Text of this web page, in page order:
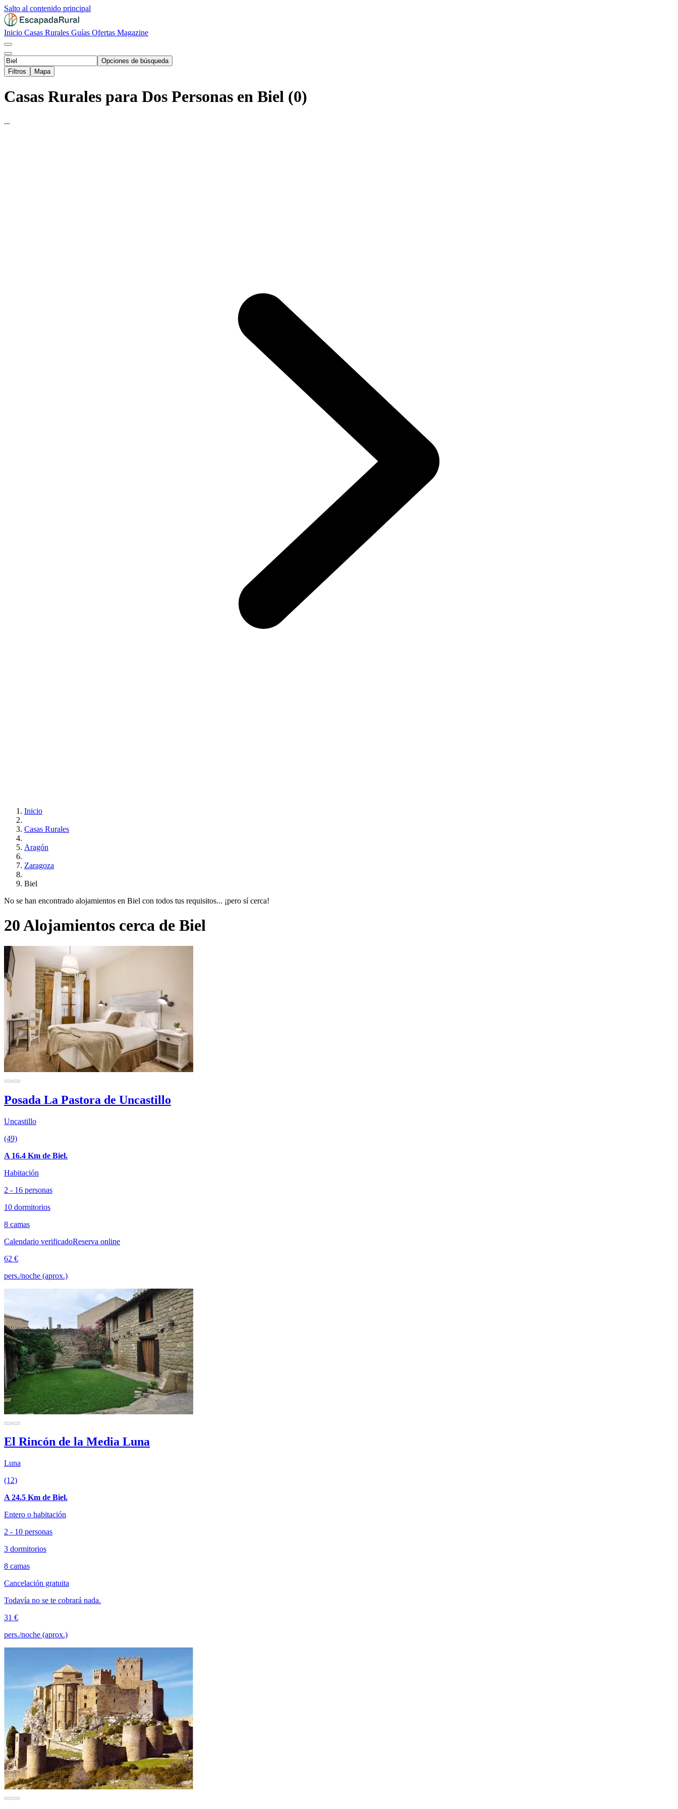
Salto al contenido principal
Inicio Casas Rurales Guías Ofertas Magazine
Opciones de búsqueda
Filtros
Mapa
Casas Rurales para Dos Personas en Biel (0)
...
Inicio
Casas Rurales
Aragón
Zaragoza
Biel
No se han encontrado alojamientos en Biel con todos tus requisitos... ¡pero sí cerca!
20 Alojamientos cerca de Biel
Posada La Pastora de Uncastillo
Uncastillo
(49)
A 16.4 Km de Biel.
Habitación
2 - 16 personas
10 dormitorios
8 camas
Calendario verificadoReserva online
62 €
pers./noche (aprox.)
El Rincón de la Media Luna
Luna
(12)
A 24.5 Km de Biel.
Entero o habitación
2 - 10 personas
3 dormitorios
8 camas
Cancelación gratuita
Todavía no se te cobrará nada.
31 €
pers./noche (aprox.)